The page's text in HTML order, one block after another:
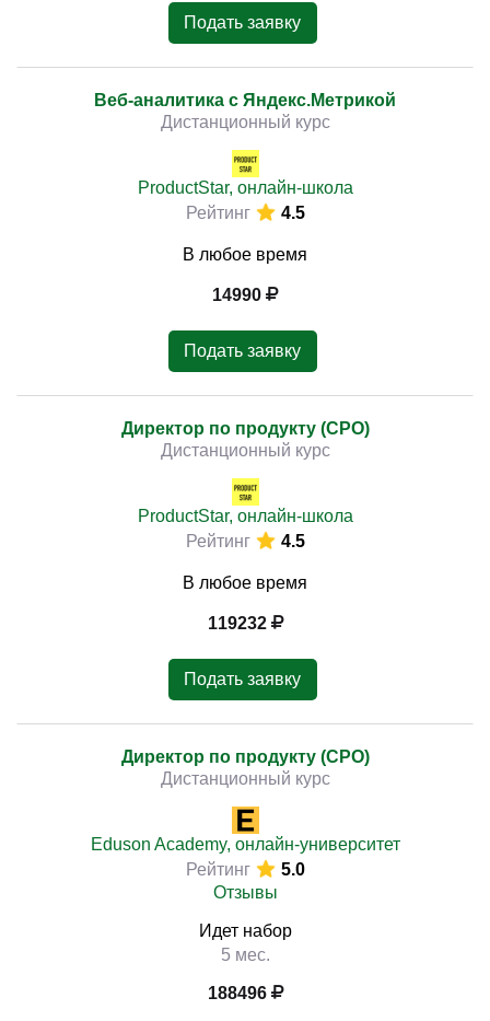
Подать заявку
Веб-аналитика с Яндекс.Метрикой
Дистанционный курс
ProductStar, онлайн-школа
Рейтинг
4.5
В любое время
14990
Подать заявку
Директор по продукту (CPO)
Дистанционный курс
ProductStar, онлайн-школа
Рейтинг
4.5
В любое время
119232
Подать заявку
Директор по продукту (CPO)
Дистанционный курс
Eduson Academy, онлайн-университет
Рейтинг
5.0
Отзывы
Идет набор
5 мес.
188496